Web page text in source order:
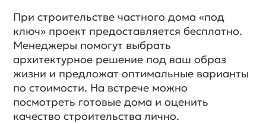
При строительстве частного дома «под
ключ» проект предоставляется бесплатно.
Менеджеры помогут выбрать
архитектурное решение под ваш образ
жизни и предложат оптимальные варианты
по стоимости. На встрече можно
посмотреть готовые дома и оценить
качество строительства лично.